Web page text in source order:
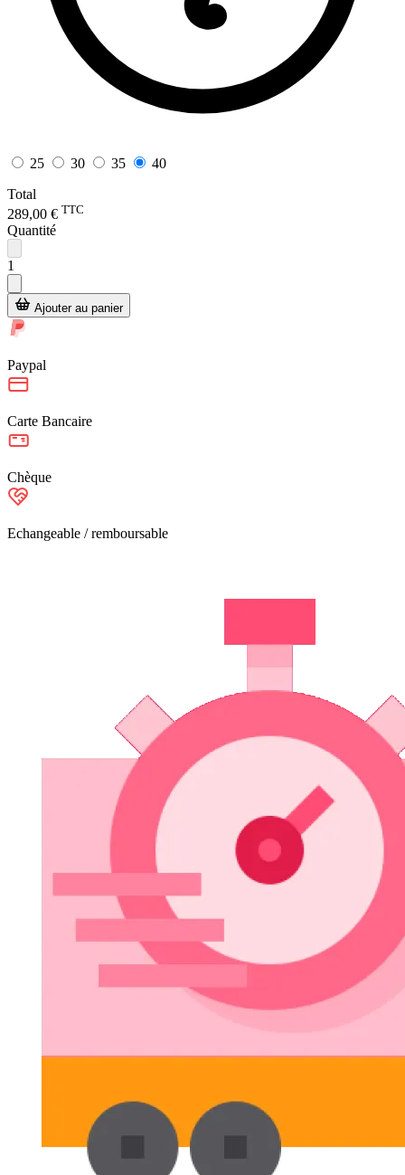
25 30 35
40
Total
289,00 € TTC
Quantité
1
Ajouter au panier
Paypal
Carte Bancaire
Chèque
Echangeable / remboursable